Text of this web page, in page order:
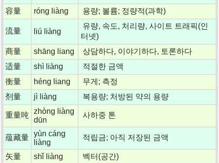
容量
róng liàng 용량; 볼륨; 정량적(과학)
流量 liú liàng
유량, 속도, 처리량, 사이트 트래픽(인
터넷)
商量
shāng liang
상담하다, 이야기하다, 토론하다
适量
shì liàng
적절한 금액
衡量
héng liang
무게; 측정
剂量
jì liàng 복용량; 처방된 약의 용량
重量吨 zhòng liàng
dūn
사하중 톤
蕴藏量 yùn cáng
liàng
적립금; 아직 저장된 금액
矢量 shǐ liàng
벡터(공간)